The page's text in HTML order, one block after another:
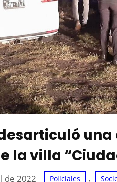
la villa
de 2022 Policiales ,